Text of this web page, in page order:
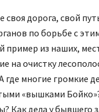
своя дорога, свой
по борьбе с
пример из наших,
на очистку
многие громкие
«вышками
Как дела у бывшего